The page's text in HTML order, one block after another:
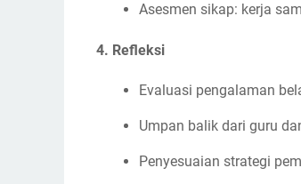
Asesmen sikap: kerja
4. Refleksi
Evaluasi pengalaman
Umpan balik dari guru
Penyesuaian strategi